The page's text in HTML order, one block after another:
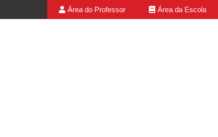
Área do Professor Área da Escola